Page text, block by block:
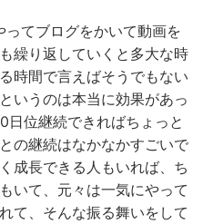
ってブログをかいて動画を
繰り返していくと多大な時
時間で言えばそうでもない
いうのは本当に効果があっ
日位継続できればちょっと
の継続はなかなかすごいで
成長できる人もいれば、ち
いて、元々は一気にやって
て、そんな振る舞いをして